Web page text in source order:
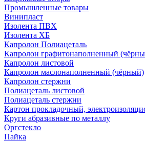
Промышленные товары
Винипласт
Изолента ПВХ
Изолента ХБ
Капролон Полиацеталь
Капролон графитонаполненный
Капролон листовой
Капролон маслонаполненный (чёрный)
Капролон стержни
Полиацеталь листовой
Полиацеталь стержни
Картон прокладочный,
Круги абразивные по металлу
Оргстекло
Пайка